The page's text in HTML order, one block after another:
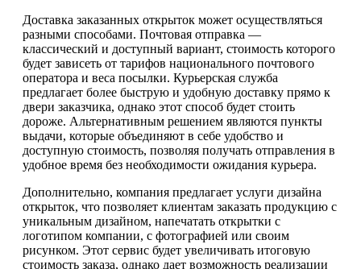
Доставка заказанных открыток может осуществляться
разными способами. Почтовая отправка —
классический и доступный вариант, стоимость которого
будет зависеть от тарифов национального почтового
оператора и веса посылки. Курьерская служба
предлагает более быструю и удобную доставку прямо к
двери заказчика, однако этот способ будет стоить
дороже. Альтернативным решением являются пункты
выдачи, которые объединяют в себе удобство и
доступную стоимость, позволяя получать отправления в
удобное время без необходимости ожидания курьера.
Дополнительно, компания предлагает услуги дизайна
открыток, что позволяет клиентам заказать продукцию с
уникальным дизайном, напечатать открытки с
логотипом компании, с фотографией или своим
рисунком. Этот сервис будет увеличивать итоговую
стоимость заказа, однако дает возможность реализации